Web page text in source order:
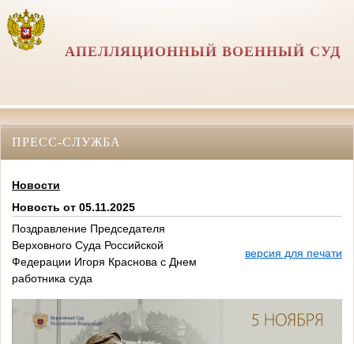
АПЕЛЛЯЦИОННЫЙ ВОЕННЫЙ СУД
ПРЕСС-СЛУЖБА
Новости
Новость от 05.11.2025
Поздравление Председателя
Верховного Суда Российской
Федерации Игоря Краснова с Днем
работника суда
версия для печати